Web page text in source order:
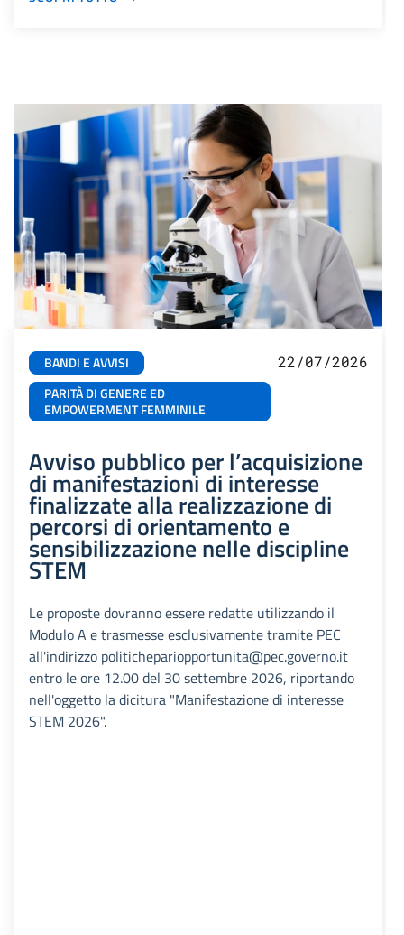
BANDI E AVVISI
PARITÀ DI GENERE ED
EMPOWERMENT FEMMINILE
22/07/2026
Avviso pubblico per l’acquisizione
di manifestazioni di interesse
finalizzate alla realizzazione di
percorsi di orientamento e
sensibilizzazione nelle discipline
STEM
Le proposte dovranno essere redatte utilizzando il
Modulo A e trasmesse esclusivamente tramite PEC
all'indirizzo politichepariopportunita@pec.governo.it
entro le ore 12.00 del 30 settembre 2026, riportando
nell'oggetto la dicitura "Manifestazione di interesse
STEM 2026".